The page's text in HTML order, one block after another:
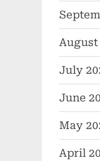
August
July
June
May
April